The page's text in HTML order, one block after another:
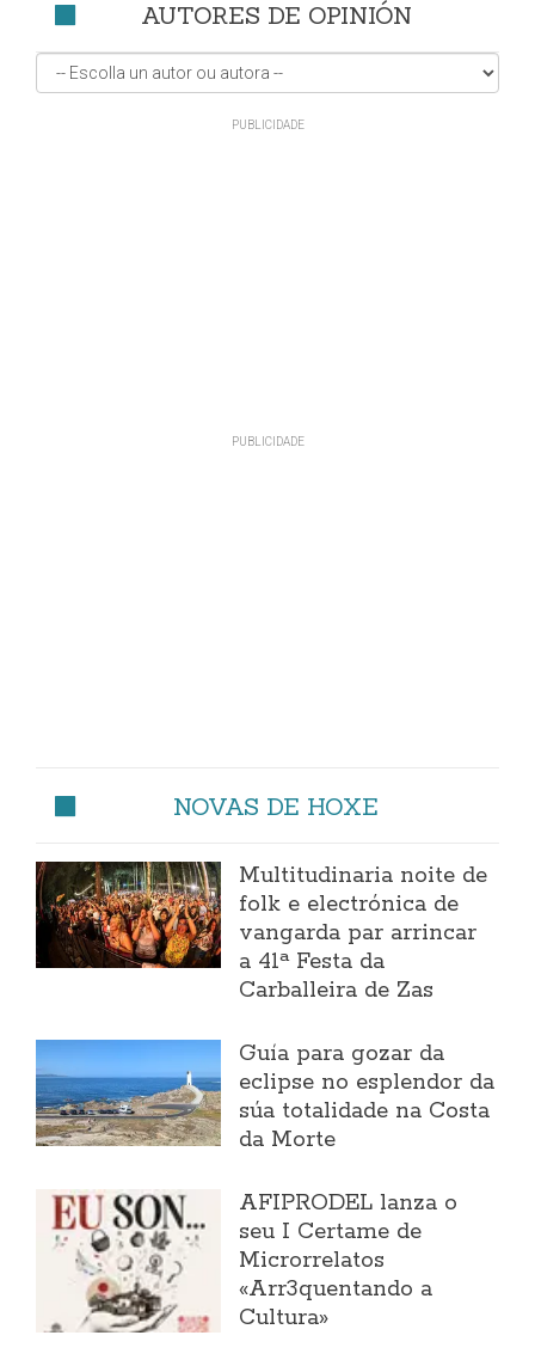
AUTORES DE OPINIÓN
NOVAS DE HOXE
Multitudinaria noite de
folk e electrónica de
vangarda par arrincar
a 41ª Festa da
Carballeira de Zas
Guía para gozar da
eclipse no esplendor da
súa totalidade na Costa
da Morte
AFIPRODEL lanza o
seu I Certame de
Microrrelatos
«Arr3quentando a
Cultura»